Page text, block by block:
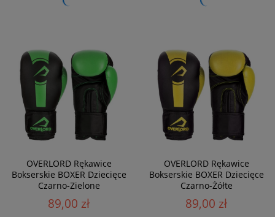
OVERLORD Rękawice
Bokserskie BOXER Dziecięce
Czarno-Zielone
89,00 zł
OVERLORD Rękawice
Bokserskie BOXER Dziecięce
Czarno-Żółte
89,00 zł